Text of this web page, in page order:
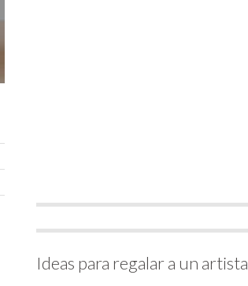
Ideas para regalar a un artista